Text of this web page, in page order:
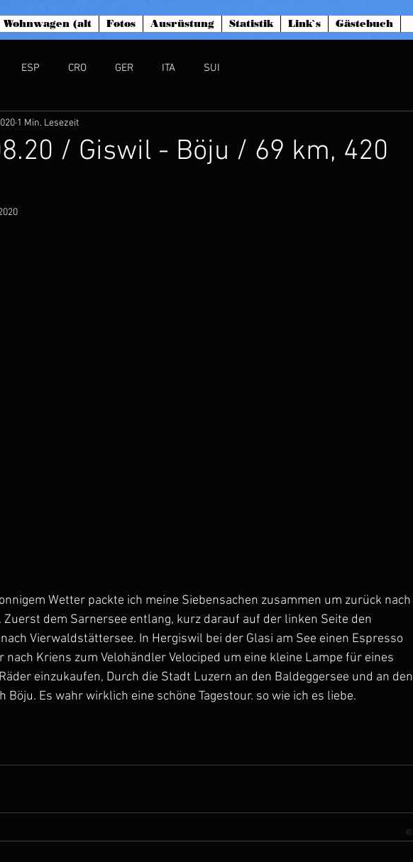
Wohnwagen (alt Fotos Ausrüstung Statistik Link`s Gästebuch
ESP CRO GER ITA SUI
/ Giswil - Böju / 69 km, 420
1 Min. Lesezeit
Wetter packte ich meine Siebensachen zusammen um zurück nach
Zuerst dem Sarnersee entlang, kurz darauf auf der linken Seite den
Vierwaldstättersee. In Hergiswil bei der Glasi am See einen Espresso
nach Kriens zum Velohändler Velociped um eine kleine Lampe für eines
einzukaufen, Durch die Stadt Luzern an den Baldeggersee und an den
Böju. Es wahr wirklich eine schöne Tagestour. so wie ich es liebe.